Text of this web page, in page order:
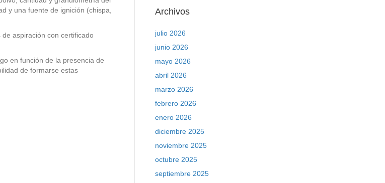
y una fuente de ignición (chispa,
aspiración con certificado
en función de la presencia de
de formarse estas
Archivos
julio 2026
junio 2026
mayo 2026
abril 2026
marzo 2026
febrero 2026
enero 2026
diciembre 2025
noviembre 2025
octubre 2025
septiembre 2025